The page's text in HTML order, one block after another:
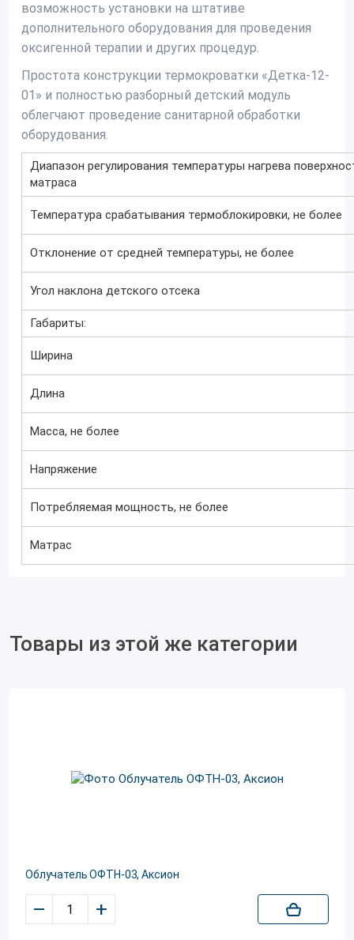
возможность установки на штативе
дополнительного оборудования для проведения
оксигенной терапии и других процедур.
Простота конструкции термокроватки «Детка-12-
01» и полностью разборный детский модуль
облегчают проведение санитарной обработки
оборудования.
Диапазон регулирования температуры нагрева
матраса
Температура срабатывания термоблокировки, не более
Отклонение от средней температуры, не более
Угол наклона детского отсека
Габариты:
Ширина
Длина
Масса, не более
Напряжение
Потребляемая мощность, не более
Матрас
Товары из этой же категории
Облучатель ОФТН-03, Аксион
– +